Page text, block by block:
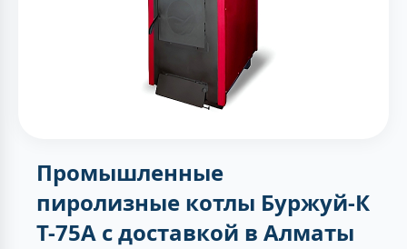
Промышленные
пиролизные котлы Буржуй-К
Т-75А с доставкой в Алматы